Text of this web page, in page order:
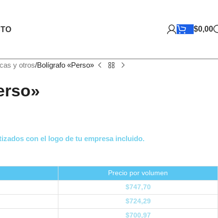
$0,00
y otros Bolígrafo «Perso»
con el logo de tu empresa incluido.
Precio por volumen
$747,70
$724,29
$700,97